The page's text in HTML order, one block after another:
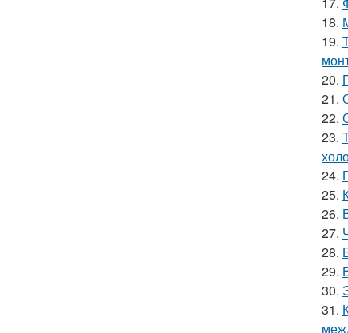
18.
19.
20.
21.
22.
23.
24.
25.
26.
27.
28.
29.
30.
31.